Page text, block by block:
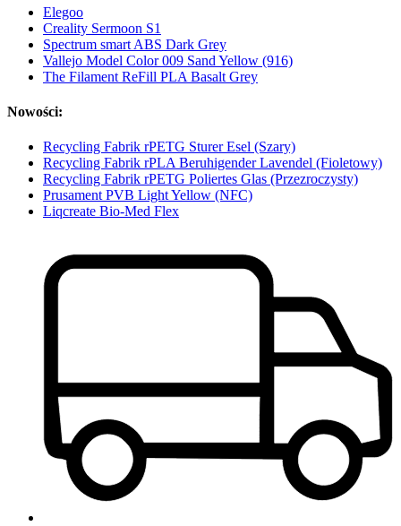
Elegoo
Creality Sermoon S1
Spectrum smart ABS Dark Grey
Vallejo Model Color 009 Sand Yellow (916)
The Filament ReFill PLA Basalt Grey
Nowości:
Recycling Fabrik rPETG Sturer Esel (Szary)
Recycling Fabrik rPLA Beruhigender Lavendel (Fioletowy)
Recycling Fabrik rPETG Poliertes Glas (Przezroczysty)
Prusament PVB Light Yellow (NFC)
Liqcreate Bio-Med Flex